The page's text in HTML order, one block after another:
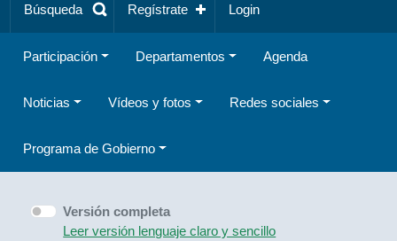
Búsqueda Regístrate Login
Participación Departamentos Agenda
Noticias Vídeos y fotos Redes sociales
Programa de Gobierno
Versión completa
Leer versión lenguaje claro y sencillo